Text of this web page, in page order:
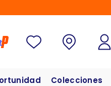
Colecciones